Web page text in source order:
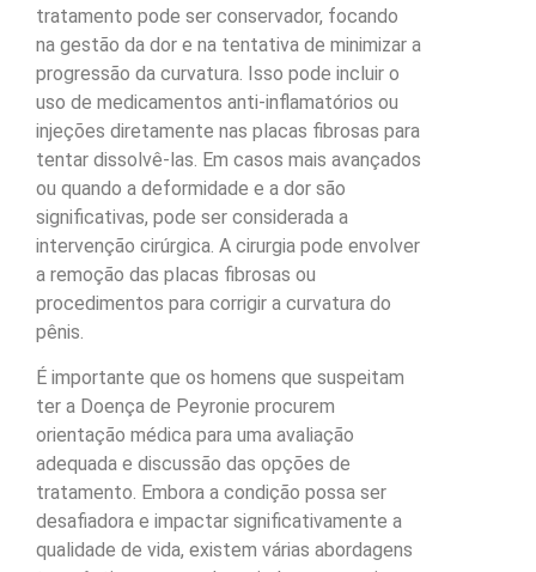
tratamento pode ser conservador, focando
na gestão da dor e na tentativa de minimizar a
progressão da curvatura. Isso pode incluir o
uso de medicamentos anti-inflamatórios ou
injeções diretamente nas placas fibrosas para
tentar dissolvê-las. Em casos mais avançados
ou quando a deformidade e a dor são
significativas, pode ser considerada a
intervenção cirúrgica. A cirurgia pode envolver
a remoção das placas fibrosas ou
procedimentos para corrigir a curvatura do
pênis.
É importante que os homens que suspeitam
ter a Doença de Peyronie procurem
orientação médica para uma avaliação
adequada e discussão das opções de
tratamento. Embora a condição possa ser
desafiadora e impactar significativamente a
qualidade de vida, existem várias abordagens